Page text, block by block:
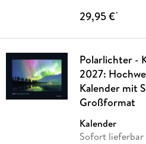
29,95 €*
Polarlichter -
2027:
Kalender mit
Großformat
Kalender
Sofort lieferbar